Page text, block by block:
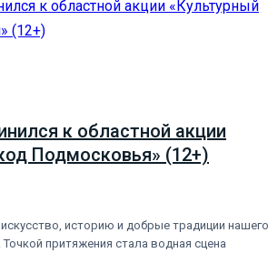
к областной акции
Подмосковья» (12+)
историю и добрые традиции нашего
притяжения стала водная сцена